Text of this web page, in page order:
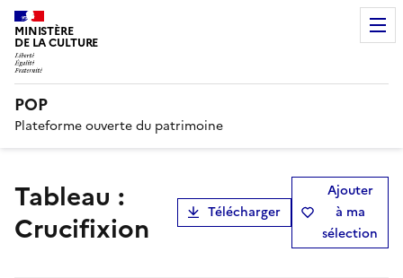
MINISTÈRE
DE LA CULTURE
POP
Plateforme ouverte du patrimoine
tableau :
Crucifixion
Télécharger
Ajouter
à ma
sélection